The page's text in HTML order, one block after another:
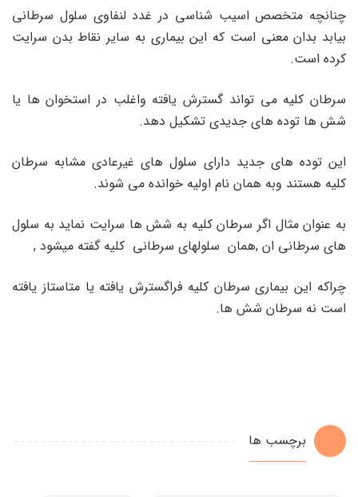
چنانچه متخصص اسیب شناسی در غدد لنفاوی سلول سرطانی
بیابد بدان معنی است که این بیماری به سایر نقاط بدن سرایت
کرده است.
سرطان کلیه می تواند گسترش یافته واغلب در استخوان ها یا
شش ها توده های جدیدی تشکیل دهد.
این توده های جدید دارای سلول های غیرعادی مشابه سرطان
کلیه هستند وبه همان نام اولیه خوانده می شوند.
به عنوان مثال اگر سرطان کلیه به شش ها سرایت نماید به سلول
های سرطانی ان ,همان سلولهای سرطانی کلیه گفته میشود ,
چراکه این بیماری سرطان کلیه فراگسترش یافته یا متاستاز یافته
است نه سرطان شش ها.
برچسب ها